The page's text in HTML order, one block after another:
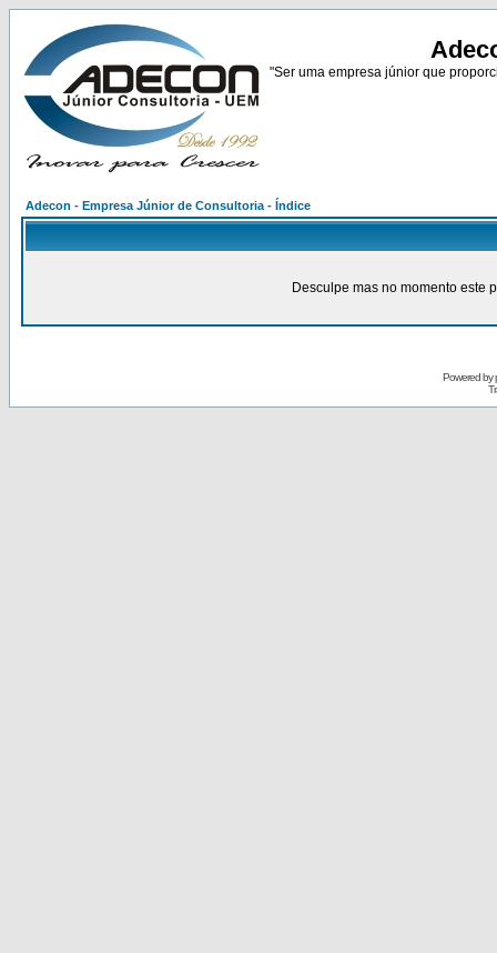
"Ser uma empresa júnior que
Adecon - Empresa Júnior de Consultoria - Índice
Desculpe mas no momento este
Powered by